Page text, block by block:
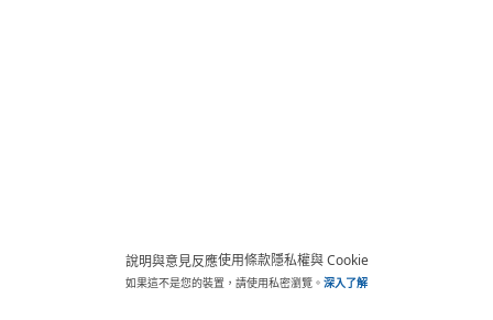
說明與意見反應使用條款隱私權與 Cookie
如果這不是您的裝置，請使用私密瀏覽。 深入了解